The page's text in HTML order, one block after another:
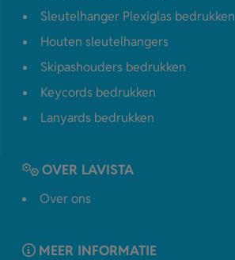
Sleutelhanger Plexiglas bedrukken
Houten sleutelhangers
Skipashouders bedrukken
Keycords bedrukken
Lanyards bedrukken
OVER LAVISTA
Over ons
MEER INFORMATIE